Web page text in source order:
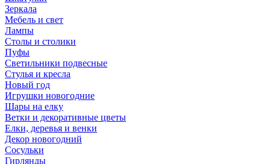
Зеркала
Мебель и свет
Лампы
Столы и столики
Пуфы
Светильники подвесные
Стулья и кресла
Новый год
Игрушки новогодние
Шары на елку
Ветки и декоративные цветы
Елки, деревья и венки
Декор новогодний
Сосульки
Гирлянды